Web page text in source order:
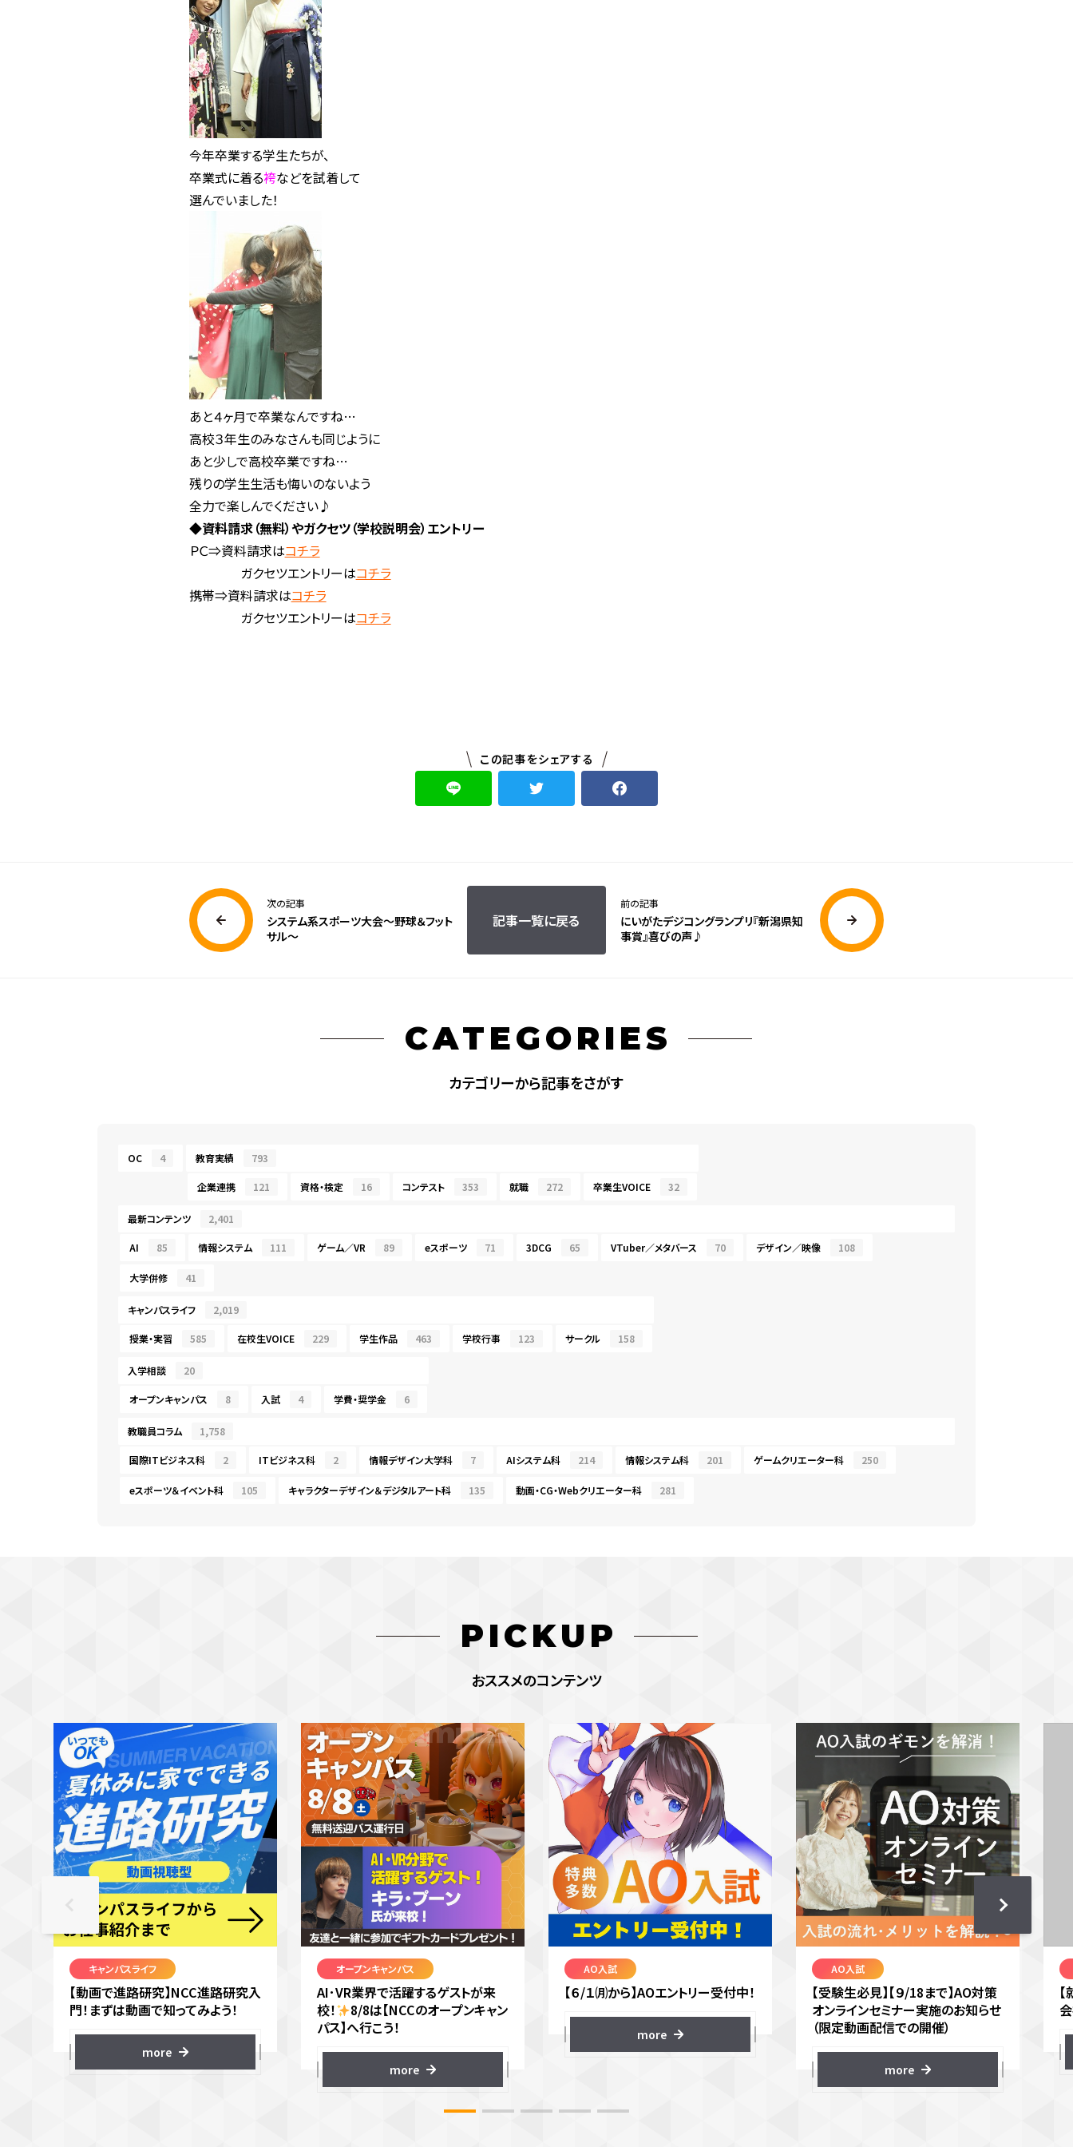
今年卒業する学生たちが、
卒業式に着る袴などを試着して
選んでいました！
あと４ヶ月で卒業なんですね…
高校３年生のみなさんも同じように
あと少しで高校卒業ですね…
残りの学生生活も悔いのないよう
全力で楽しんでください♪
◆資料請求（無料）やガクセツ（学校説明会）エントリー
ＰＣ⇒資料請求はコチラ
ガクセツエントリーはコチラ
携帯⇒資料請求はコチラ
ガクセツエントリーはコチラ
この記事をシェアする
次の記事
システム系スポーツ大会～野球＆フット
サル～
記事一覧に戻る
前の記事
にいがたデジコングランプリ『新潟県知
事賞』喜びの声♪
CATEGORIES
カテゴリーから記事をさがす
OC 4 教育実績 793
企業連携 121 資格・検定 16 コンテスト 353 就職 272 卒業生VOICE 32
最新コンテンツ 2,401
AI 85 情報システム 111 ゲーム／VR 89 eスポーツ 71 3DCG 65 VTuber／メタバース 70 デザイン／映像 108
大学併修 41
キャンパスライフ 2,019
授業・実習 585 在校生VOICE 229 学生作品 463 学校行事 123 サークル 158
入学相談 20
オープンキャンパス 8 入試 4 学費・奨学金 6
教職員コラム 1,758
国際ITビジネス科 2 ITビジネス科 2 情報デザイン大学科 7 AIシステム科 214 情報システム科 201 ゲームクリエーター科 250
eスポーツ＆イベント科 105 キャラクターデザイン＆デジタルアート科 135 動画・CG・Webクリエーター科 281
PICKUP
おススメのコンテンツ
キャンパスライフ
【動画で進路研究】NCC進路研究入
門！まずは動画で知ってみよう！
more
オープンキャンパス
AI･VR業界で活躍するゲストが来
校！
8/8は【NCCのオープンキャン
パス】へ行こう！
more
AO入試
【６/１㈪から】AOエントリー受付中！
more
AO入試
【受験生必見】【９/18まで】AO対策
オンラインセミナー実施のお知らせ
（限定動画配信での開催）
more